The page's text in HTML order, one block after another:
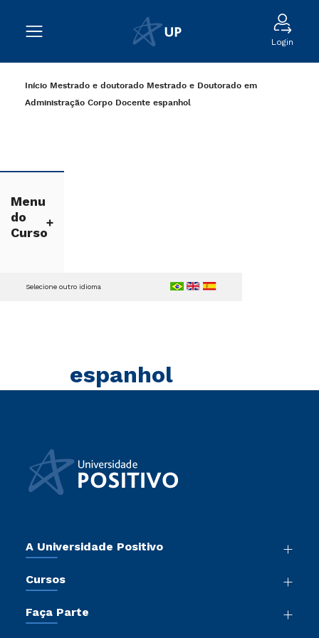
Login
Início Mestrado e doutorado Mestrado e Doutorado em
Administração Corpo Docente espanhol
Menu
do
Curso
espanhol
Selecione outro idioma
A Universidade Positivo
Sala de Imprensa
Trabalhe Conosco
Cursos
Pós-Graduação
Faça Parte